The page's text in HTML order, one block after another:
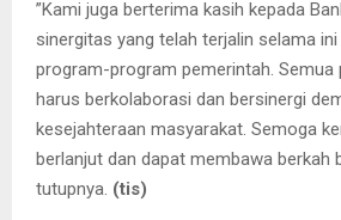
”Kami juga berterima kasih kepada
sinergitas yang telah terjalin selama
program-program pemerintah. Semua
harus berkolaborasi dan bersinergi
kesejahteraan masyarakat. Semoga
berlanjut dan dapat membawa berkah
tutupnya. (tis)